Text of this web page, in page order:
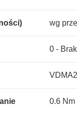
wg
0 -
0.6 Nm